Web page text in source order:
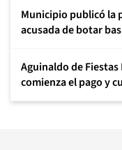
Municipio publicó la
acusada de botar
Aguinaldo de
comienza el pago y